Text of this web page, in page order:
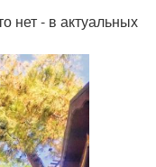
нет - в актуальных